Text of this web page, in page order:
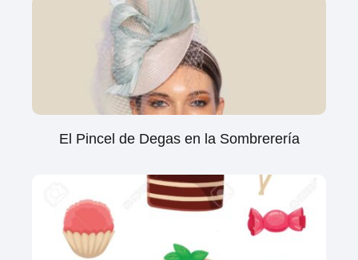
El Pincel de Degas en la Sombrerería